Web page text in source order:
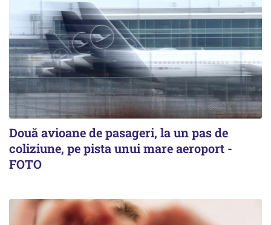
Două avioane de pasageri, la un pas de
coliziune, pe pista unui mare aeroport -
FOTO